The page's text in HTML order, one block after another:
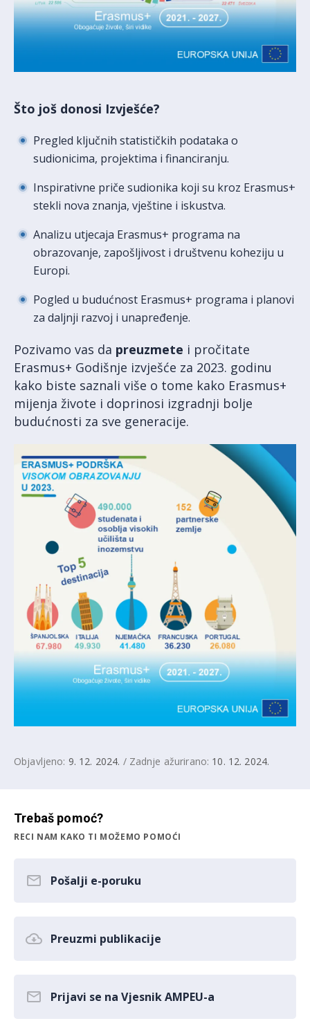
Što još donosi Izvješće?
Pregled ključnih statističkih podataka o
sudionicima, projektima i financiranju.
Inspirativne priče sudionika koji su kroz Erasmus+
stekli nova znanja, vještine i iskustva.
Analizu utjecaja Erasmus+ programa na
obrazovanje, zapošljivost i društvenu koheziju u
Europi.
Pogled u budućnost Erasmus+ programa i planovi
za daljnji razvoj i unapređenje.
Pozivamo vas da preuzmete i pročitate
Erasmus+ Godišnje izvješće za 2023. godinu
kako biste saznali više o tome kako Erasmus+
mijenja živote i doprinosi izgradnji bolje
budućnosti za sve generacije.
Objavljeno: 9. 12. 2024. / Zadnje ažurirano: 10. 12. 2024.
Trebaš pomoć?
RECI NAM KAKO TI MOŽEMO POMOĆI
Pošalji e-poruku
Preuzmi publikacije
Prijavi se na Vjesnik AMPEU-a